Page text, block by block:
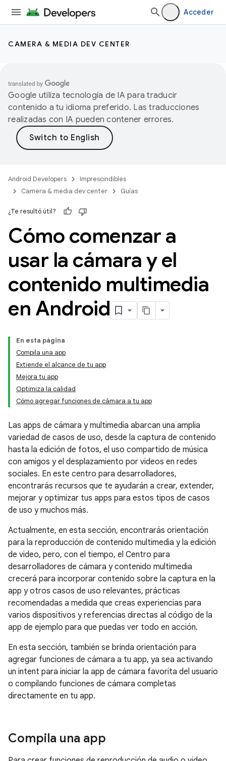
Acceder
CAMERA & MEDIA DEV CENTER
Google utiliza tecnología de IA para traducir
contenido a tu idioma preferido. Las traducciones
realizadas con IA pueden contener errores.
Android Developers
Imprescindibles
Camera & media dev center
Guías
¿Te resultó útil?
Cómo comenzar a
usar la cámara y el
contenido multimedia
en Android
En esta página
Compila una app
Extiende el alcance de tu app
Mejora tu app
Optimiza la calidad
Cómo agregar funciones de cámara a tu app
Las apps de cámara y multimedia abarcan una amplia
variedad de casos de uso, desde la captura de contenido
hasta la edición de fotos, el uso compartido de música
con amigos y el desplazamiento por videos en redes
sociales. En este centro para desarrolladores,
encontrarás recursos que te ayudarán a crear, extender,
mejorar y optimizar tus apps para estos tipos de casos
de uso y muchos más.
Actualmente, en esta sección, encontrarás orientación
para la reproducción de contenido multimedia y la edición
de video, pero, con el tiempo, el Centro para
desarrolladores de cámara y contenido multimedia
crecerá para incorporar contenido sobre la captura en la
app y otros casos de uso relevantes, prácticas
recomendadas a medida que creas experiencias para
varios dispositivos y referencias directas al código de la
app de ejemplo para que puedas ver todo en acción.
En esta sección, también se brinda orientación para
agregar funciones de cámara a tu app, ya sea activando
un intent para iniciar la app de cámara favorita del usuario
o compilando funciones de cámara completas
directamente en tu app.
Compila una app